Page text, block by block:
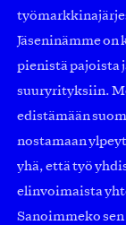
Jäseninämme
pienistä pajoista
suuryrityksiin.
edistämään
nostamaan
yhä, että työ
elinvoimaista
Sanoimmeko sen